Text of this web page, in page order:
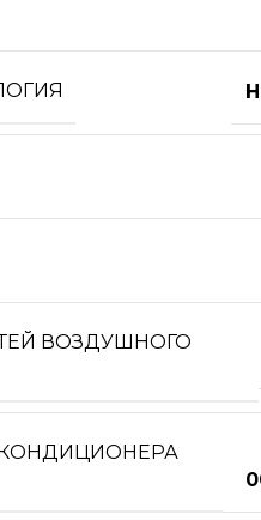
ВОЗДУШНОГО